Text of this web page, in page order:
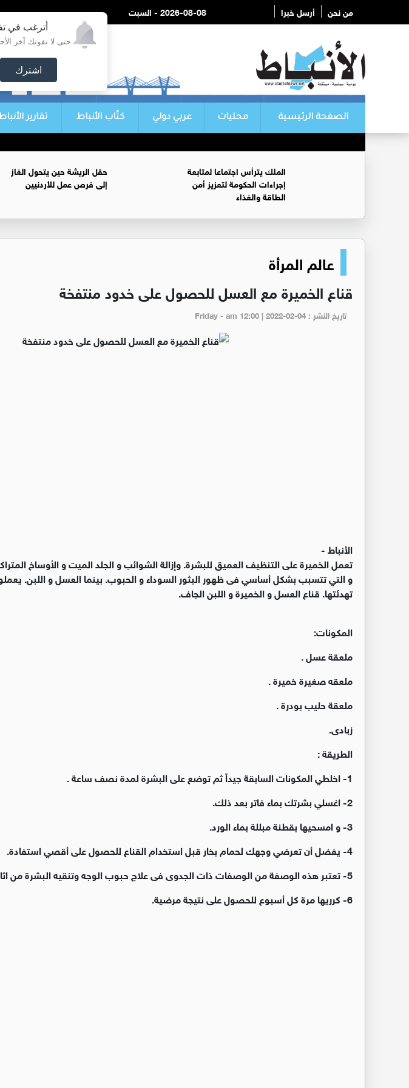
أترغب في
حتى لا تفوتك آخر
اشترك
من نحن أرسل خبرا 2026-08-08 - السبت
الصفحة الرئيسية محليات عربي دولي كتّاب الأنباط تقارير
الملك يترأس اجتماعا لمتابعة
إجراءات الحكومة لتعزيز أمن
الطاقة والغذاء
حقل الريشة حين يتحول الغاز
إلى فرص عمل للأردنيين
عالم المرأة
قناع الخميرة مع العسل للحصول على خدود منتفخة
تاريخ النشر : Friday - am 12:00 | 2022-02-04
الأنباط -
تعمل الخميرة على التنظيف العميق للبشرة. وإزالة الشوائب و الجلد الميت و الأوساخ
و التي تتسبب بشكل أساسي فى ظهور البثور السوداء و الحبوب. بينما العسل و اللبن.
تهدئتها. قناع العسل و الخميرة و اللبن الجاف.
المكونات:
ملعقة عسل .
ملعقه صغيرة خميرة .
ملعقة حليب بودرة .
زبادى.
الطريقة :
1- اخلطي المكونات السابقة جيداً ثم توضع على البشرة لمدة نصف ساعة .
2- اغسلي بشرتك بماء فاتر بعد ذلك.
3- و امسحيها بقطنة مبللة بماء الورد.
4- يفضل أن تعرضي وجهك لحمام بخار قبل استخدام القناع للحصول على أقصي استفادة.
5- تعتبر هذه الوصفة من الوصفات ذات الجدوى فى علاج حبوب الوجه وتنقيه البشرة من اثاره المزعجة.
6- كرريها مرة كل أسبوع للحصول على نتيجة مرضية.